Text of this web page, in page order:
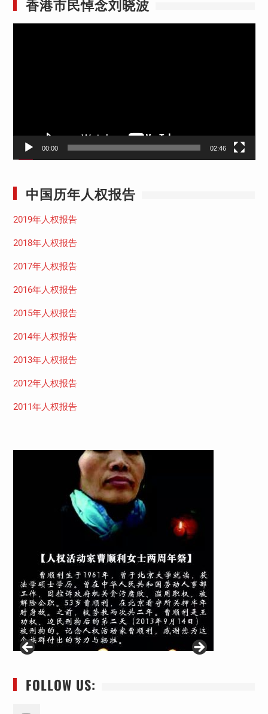
香港市民悼念刘晓波
00:00 02:46
中国历年人权报告
2019年人权报告
2018年人权报告
2017年人权报告
2016年人权报告
2015年人权报告
2014年人权报告
2013年人权报告
2012年人权报告
2011年人权报告
FOLLOW US: